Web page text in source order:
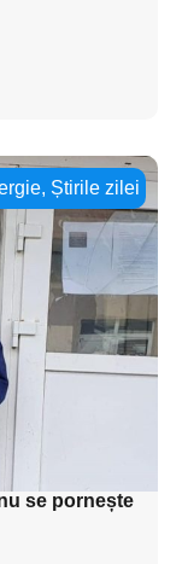
, Știrile zilei
pentru
se pornește